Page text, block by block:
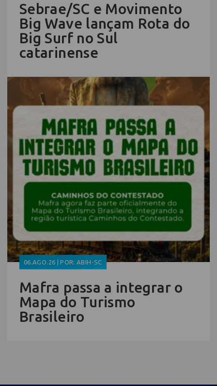
Sebrae/SC e Movimento
Big Wave lançam Rota do
Big Surf no Sul
catarinense
06.AGO.26 | POR: ABIH-SC
Mafra passa a integrar o
Mapa do Turismo
Brasileiro